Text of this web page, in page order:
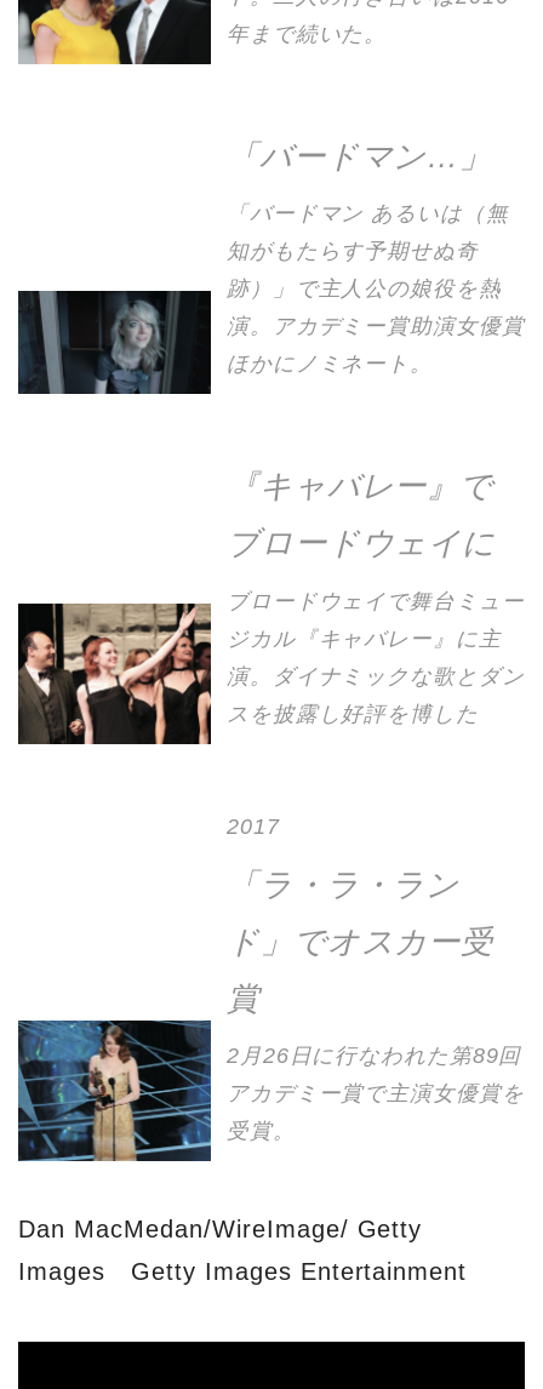
年まで続いた。
「バードマン…」
「バードマン あるいは（無
知がもたらす予期せぬ奇
跡）」で主人公の娘役を熱
演。アカデミー賞助演女優賞
ほかにノミネート。
『キャバレー』で
ブロードウェイに
ブロードウェイで舞台ミュー
ジカル『キャバレー』に主
演。ダイナミックな歌とダン
スを披露し好評を博した
2017
「ラ・ラ・ラン
ド」でオスカー受
賞
2月26日に行なわれた第89回
アカデミー賞で主演女優賞を
受賞。
Dan MacMedan/WireImage/ Getty
Images Getty Images Entertainment